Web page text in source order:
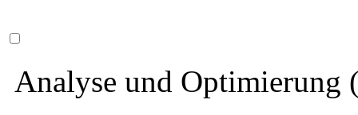
Analyse und Optimierung